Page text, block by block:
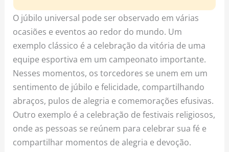
O júbilo universal pode ser observado em várias
ocasiões e eventos ao redor do mundo. Um
exemplo clássico é a celebração da vitória de uma
equipe esportiva em um campeonato importante.
Nesses momentos, os torcedores se unem em um
sentimento de júbilo e felicidade, compartilhando
abraços, pulos de alegria e comemorações efusivas.
Outro exemplo é a celebração de festivais religiosos,
onde as pessoas se reúnem para celebrar sua fé e
compartilhar momentos de alegria e devoção.